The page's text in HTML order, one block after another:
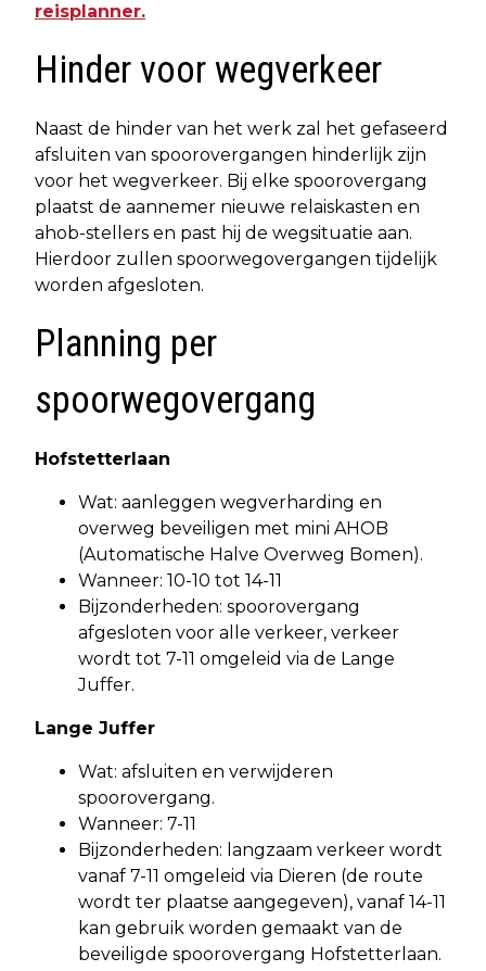
reisplanner.
Hinder voor wegverkeer
Naast de hinder van het werk zal het gefaseerd
afsluiten van spoorovergangen hinderlijk zijn
voor het wegverkeer. Bij elke spoorovergang
plaatst de aannemer nieuwe relaiskasten en
ahob-stellers en past hij de wegsituatie aan.
Hierdoor zullen spoorwegovergangen tijdelijk
worden afgesloten.
Planning per
spoorwegovergang
Hofstetterlaan
Wat: aanleggen wegverharding en
overweg beveiligen met mini AHOB
(Automatische Halve Overweg Bomen).
Wanneer: 10-10 tot 14-11
Bijzonderheden: spoorovergang
afgesloten voor alle verkeer, verkeer
wordt tot 7-11 omgeleid via de Lange
Juffer.
Lange Juffer
Wat: afsluiten en verwijderen
spoorovergang.
Wanneer: 7-11
Bijzonderheden: langzaam verkeer wordt
vanaf 7-11 omgeleid via Dieren (de route
wordt ter plaatse aangegeven), vanaf 14-11
kan gebruik worden gemaakt van de
beveiligde spoorovergang Hofstetterlaan.